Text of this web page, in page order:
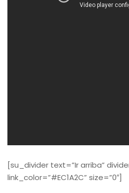
[su_divider text=”Ir arriba”
link_color=”#EC1A2C” size=”0″]